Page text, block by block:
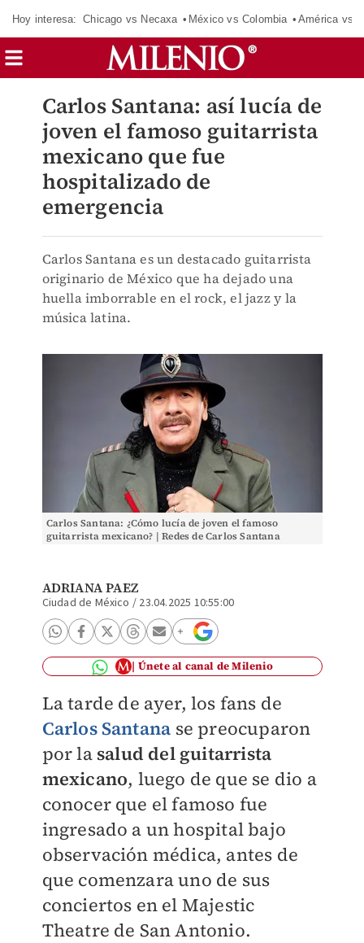
Hoy interesa: Chicago vs Necaxa México vs Colombia América vs
Carlos Santana: así lucía de
joven el famoso guitarrista
mexicano que fue
hospitalizado de
emergencia
Carlos Santana es un destacado guitarrista
originario de México que ha dejado una
huella imborrable en el rock, el jazz y la
música latina.
Carlos Santana: ¿Cómo lucía de joven el famoso
guitarrista mexicano? | Redes de Carlos Santana
ADRIANA PAEZ
Ciudad de México / 23.04.2025 10:55:00
Únete al canal de Milenio
La tarde de ayer, los fans de
Carlos Santana se preocuparon
por la salud del guitarrista
mexicano, luego de que se dio a
conocer que el famoso fue
ingresado a un hospital bajo
observación médica, antes de
que comenzara uno de sus
conciertos en el Majestic
Theatre de San Antonio.